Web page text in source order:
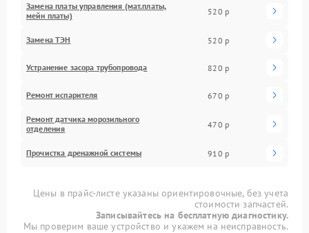
Замена платы управления (мат.платы,
мейн платы)
520 р
Замена ТЭН 520 р
Устранение засора трубопровода 820 р
Ремонт испарителя 670 р
Ремонт датчика морозильного
отделения
470 р
Прочистка дренажной системы 910 р
Цены в прайс-листе указаны ориентировочные, без учета
стоимости запчастей.
Записывайтесь на бесплатную диагностику.
Мы проверим ваше устройство и укажем на неисправность.